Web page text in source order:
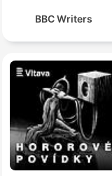
miedo
Respira
audífonos y
que entres en
no
las
BBC Writers